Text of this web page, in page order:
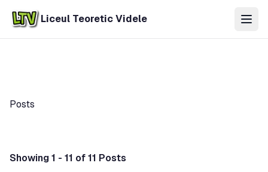
Liceul Teoretic Videle
Posts
Showing 1 - 11 of 11 Posts